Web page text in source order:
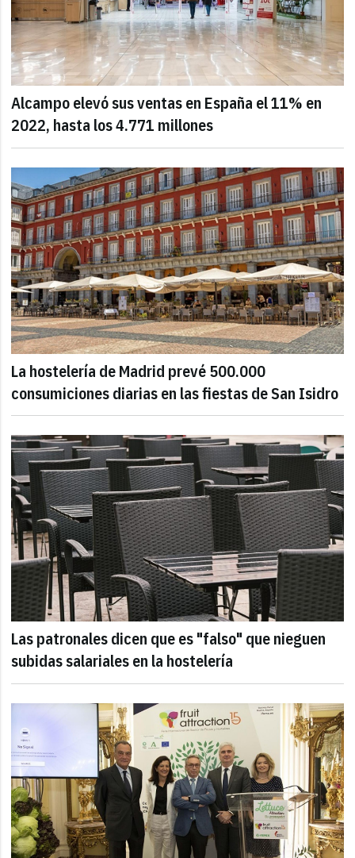
Alcampo elevó sus ventas en España el 11% en
2022, hasta los 4.771 millones
La hostelería de Madrid prevé 500.000
consumiciones diarias en las fiestas de San Isidro
Las patronales dicen que es "falso" que nieguen
subidas salariales en la hostelería